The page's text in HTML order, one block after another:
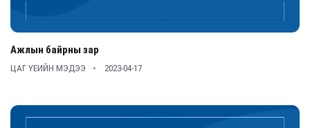
Ажлын байрны зар
ЦАГ ҮЕИЙН МЭДЭЭ 2023-04-17